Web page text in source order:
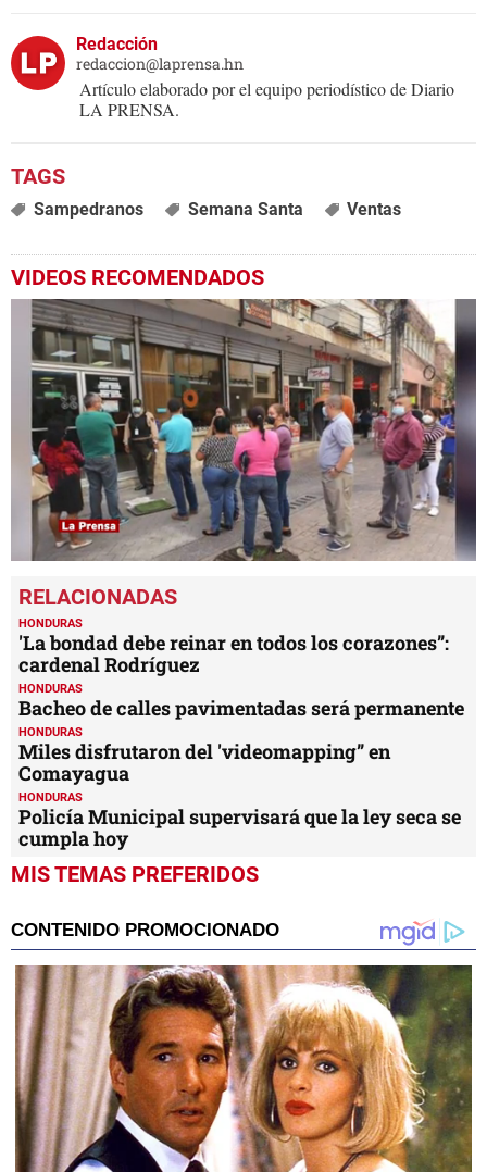
Redacción
redaccion@laprensa.hn
Artículo elaborado por el equipo periodístico de Diario
LA PRENSA.
Sampedranos Semana Santa Ventas
VIDEOS RECOMENDADOS
seconds
of
1
minute,
43
seconds
HONDURAS
'La bondad debe reinar en todos los corazones”:
cardenal Rodríguez
HONDURAS
Bacheo de calles pavimentadas será permanente
HONDURAS
Miles disfrutaron del 'videomapping” en
Comayagua
HONDURAS
Policía Municipal supervisará que la ley seca se
cumpla hoy
MIS TEMAS PREFERIDOS